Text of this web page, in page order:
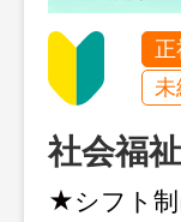
正
社会福
★シフト